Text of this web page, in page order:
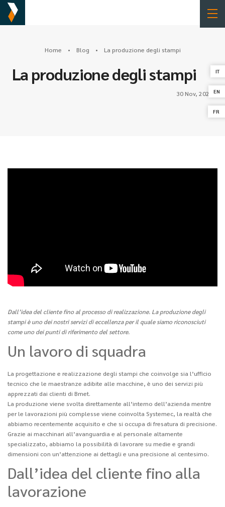
IT
EN
FR
Home • Blog • La produzione degli stampi
La produzione degli stampi
30 Nov, 2022
Dall’idea del cliente fino al processo di realizzazione. La produzione degli
stampi è uno dei nostri servizi di eccellenza per il quale siamo riconosciuti
come uno dei punti di riferimento del settore.
Un lavoro di squadra
La progettazione e realizzazione degli stampi che coinvolge sia l’ufficio
tecnico che le maestranze adibite alle macchine, è uno dei servizi più
apprezzati dai clienti di Bmet.
La produzione viene svolta direttamente all’interno dell’azienda mentre
per le lavorazioni più complesse viene coinvolta Systemec, la realtà che
abbiamo recentemente acquisito e che si occupa di fresatura di precisione.
Grazie ai macchinari all’avanguardia e al personale altamente
specializzato, abbiamo la possibilità di lavorare su medie e grandi
dimensioni con un’attenzione ai dettagli e una precisione al centesimo.
Dall’idea del cliente fino alla
lavorazione